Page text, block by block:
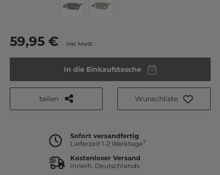
59,95 € inkl. MwSt.
In die Einkaufstasche
teilen Wunschliste
Sofort versandfertig
Lieferzeit 1-2 Werktage7
Kostenloser Versand
innerh. Deutschlands